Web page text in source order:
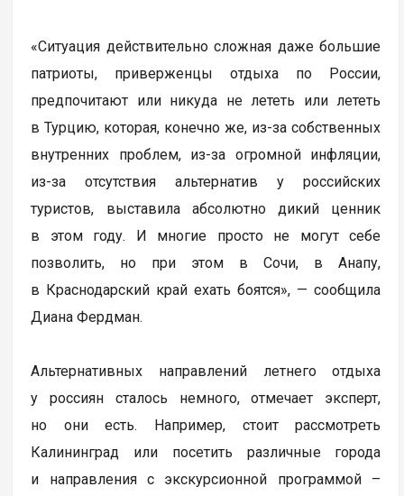
«Ситуация действительно сложная даже большие
патриоты, приверженцы отдыха по России,
предпочитают или никуда не лететь или лететь
в Турцию, которая, конечно же, из-за собственных
внутренних проблем, из-за огромной инфляции,
из-за отсутствия альтернатив у российских
туристов, выставила абсолютно дикий ценник
в этом году. И многие просто не могут себе
позволить, но при этом в Сочи, в Анапу,
в Краснодарский край ехать боятся», — сообщила
Диана Фердман.
Альтернативных направлений летнего отдыха
у россиян сталось немного, отмечает эксперт,
но они есть. Например, стоит рассмотреть
Калининград или посетить различные города
и направления с экскурсионной программой –